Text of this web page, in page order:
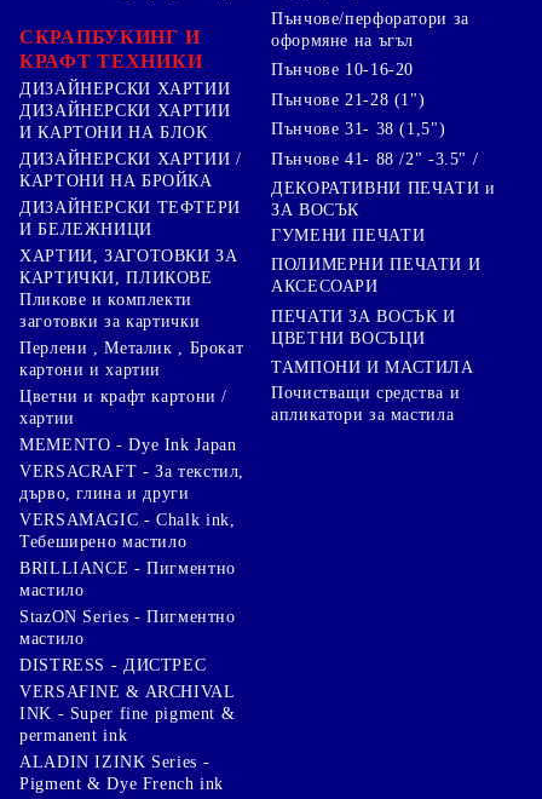
СКРАПБУКИНГ И
КРАФТ ТЕХНИКИ
ДИЗАЙНЕРСКИ ХАРТИИ
ДИЗАЙНЕРСКИ ХАРТИИ
И КАРТОНИ НА БЛОК
ДИЗАЙНЕРСКИ ХАРТИИ /
КАРТОНИ НА БРОЙКА
ДИЗАЙНЕРСКИ ТЕФТЕРИ
И БЕЛЕЖНИЦИ
ХАРТИИ, ЗАГОТОВКИ ЗА
КАРТИЧКИ, ПЛИКОВЕ
Пликове и комплекти
заготовки за картички
Перлени , Металик , Брокат
картони и хартии
Цветни и крафт картони /
хартии
Пънчове/перфоратори за
оформяне на ъгъл
Пънчове 10-16-20
Пънчове 21-28 (1")
Пънчове 31- 38 (1,5")
Пънчове 41- 88 /2" -3.5" /
ДЕКОРАТИВНИ ПЕЧАТИ и
ЗА ВОСЪК
ГУМЕНИ ПЕЧАТИ
ПОЛИМЕРНИ ПЕЧАТИ И
АКСЕСОАРИ
ПЕЧАТИ ЗА ВОСЪК И
ЦВЕТНИ ВОСЪЦИ
ТАМПОНИ И МАСТИЛА
Почистващи средства и
апликатори за мастила
MEMENTO - Dye Ink Japan
VERSACRAFT - За текстил,
дърво, глина и други
VERSAMAGIC - Chalk ink,
Тебеширено мастило
BRILLIANCE - Пигментно
мастило
StazON Series - Пигментно
мастило
DISTRESS - ДИСТРЕС
VERSAFINE & ARCHIVAL
INK - Super fine pigment &
permanent ink
ALADIN IZINK Series -
Pigment & Dye French ink